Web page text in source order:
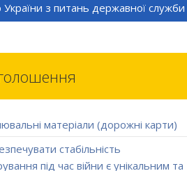
з питань державної служби
матеріали (дорожні карти)
стабільність
під час війни є унікальним та